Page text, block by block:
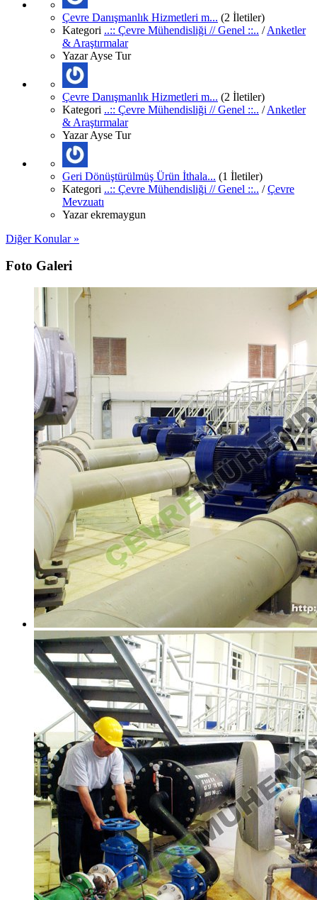
Çevre Danışmanlık Hizmetleri m... (2 İletiler)
Kategori ..:: Çevre Mühendisliği // Genel ::.. /Anketler
& Araştırmalar
YazarAyse Tur
Çevre Danışmanlık Hizmetleri m... (2 İletiler)
Kategori ..:: Çevre Mühendisliği // Genel ::.. /Anketler
& Araştırmalar
YazarAyse Tur
Geri Dönüştürülmüş Ürün İthala... (1 İletiler)
Kategori ..:: Çevre Mühendisliği // Genel ::.. /Çevre
Mevzuatı
Yazarekremaygun
Diğer Konular »
Foto Galeri